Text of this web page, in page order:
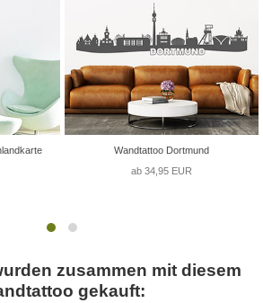
Wandtattoo Dortmund
ab 34,95 EUR
zusammen mit diesem
gekauft: